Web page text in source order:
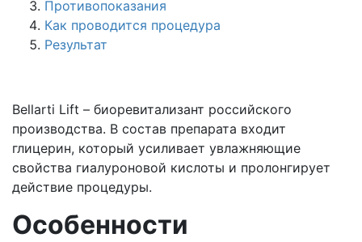
Противопоказания
Как проводится процедура
Результат
Bellarti Lift – биоревитализант российского
производства. В состав препарата входит
глицерин, который усиливает увлажняющие
свойства гиалуроновой кислоты и пролонгирует
действие процедуры.
Особенности